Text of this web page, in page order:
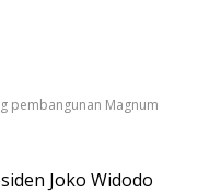
pembangunan Magnum
Joko Widodo